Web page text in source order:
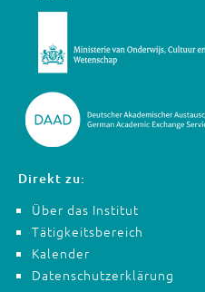
Direkt zu:
Über das Institut
Tätigkeitsbereich
Kalender
Datenschutzerklärung